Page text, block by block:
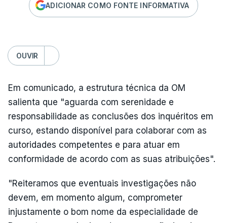
ADICIONAR COMO FONTE INFORMATIVA
OUVIR
Em comunicado, a estrutura técnica da OM
salienta que "aguarda com serenidade e
responsabilidade as conclusões dos inquéritos em
curso, estando disponível para colaborar com as
autoridades competentes e para atuar em
conformidade de acordo com as suas atribuições".
"Reiteramos que eventuais investigações não
devem, em momento algum, comprometer
injustamente o bom nome da especialidade de